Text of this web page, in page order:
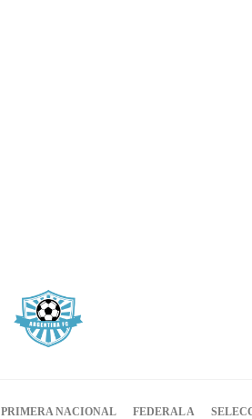
PRIMERA NACIONAL FEDERAL A